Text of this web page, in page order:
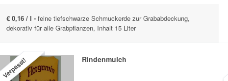
€ 0,16 / l - feine tiefschwarze Schmuckerde zur Grababdeckung,
dekorativ für alle Grabpflanzen, Inhalt 15 Liter
Verpasst! Rindenmulch